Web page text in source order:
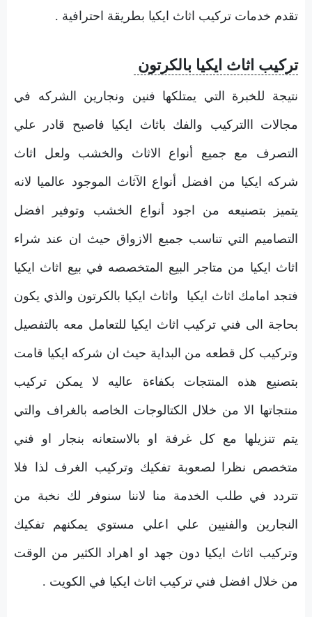
تقدم خدمات تركيب اثاث ايكيا بطريقة احترافية .
تركيب اثاث ايكيا بالكرتون
نتيجة للخبرة التي يمتلكها فنين ونجارين الشركه في
مجالات االتركيب والفك باثاث ايكيا فاصبح قادر علي
التصرف مع جميع أنواع الاثاث والخشب ولعل اثاث
شركه ايكيا من افضل أنواع الآثاث الموجود عالميا لانه
يتميز بتصنيعه من اجود أنواع الخشب وتوفير افضل
التصاميم التي تناسب جميع الازواق حيث ان عند شراء
اثاث ايكيا من متاجر البيع المتخصصه في بيع اثاث ايكيا
فتجد امامك اثاث ايكيا واثاث ايكيا بالكرتون والذي يكون
بحاجة الى فني تركيب اثاث ايكيا للتعامل معه بالتفصيل
وتركيب كل قطعه من البداية حيث ان شركه ايكيا قامت
بتصنيع هذه المنتجات بكفاءة عاليه لا يمكن تركيب
منتجاتها الا من خلال الكتالوجات الخاصه بالغراف والتي
يتم تنزيلها مع كل غرفة او بالاستعانه بنجار او فني
متخصص نظرا لصعوبة تفكيك وتركيب الغرف لذا فلا
تتردد في طلب الخدمة منا لاننا سنوفر لك نخبة من
النجارين والفنيين علي اعلي مستوي يمكنهم تفكيك
وتركيب اثاث ايكيا دون جهد او اهراد الكثير من الوقت
من خلال افضل فني تركيب اثاث ايكيا في الكويت .